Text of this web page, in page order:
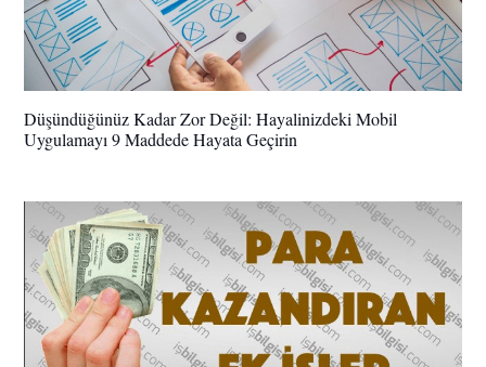
Düşündüğünüz Kadar Zor Değil: Hayalinizdeki Mobil
Uygulamayı 9 Maddede Hayata Geçirin